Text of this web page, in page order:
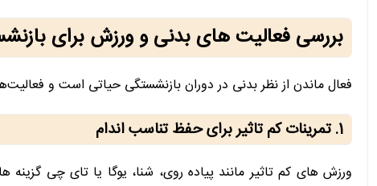
بررسی فعالیت های بدنی و ورزش برای
فعال ماندن از نظر بدنی در دوران بازنشستگی حیاتی است و
1. تمرینات کم تاثیر برای حفظ تناسب اندام
ورزش های کم تاثیر مانند پیاده روی، شنا، یوگا یا تای چی